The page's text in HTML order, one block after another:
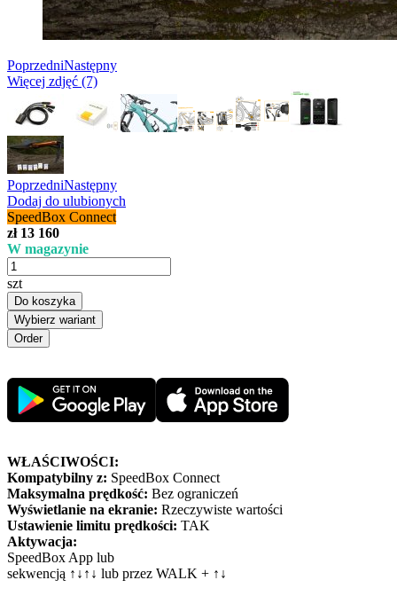
PoprzedniNastępny
Więcej zdjęć (7)
PoprzedniNastępny
Dodaj do ulubionych
SpeedBox Connect
zł 13 160
W magazynie
szt
Do koszyka
Wybierz wariant
WŁAŚCIWOŚCI:
Kompatybilny z: SpeedBox Connect
Maksymalna prędkość: Bez ograniczeń
Wyświetlanie na ekranie: Rzeczywiste wartości
Ustawienie limitu prędkości: TAK
Aktywacja:
SpeedBox App lub
sekwencją ↑↓↑↓ lub przez WALK + ↑↓